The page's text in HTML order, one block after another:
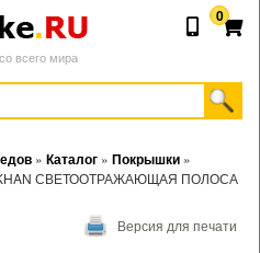
всего мира
0
» Каталог » Покрышки »
KHAN СВЕТООТРАЖАЮЩАЯ ПОЛОСА
Версия для печати